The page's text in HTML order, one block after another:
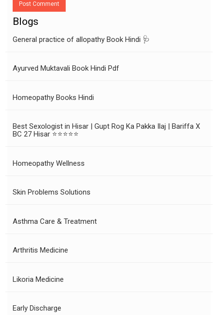
Post Comment
Blogs
General practice of allopathy Book Hindi 🩺
Ayurved Muktavali Book Hindi Pdf
Homeopathy Books Hindi
Best Sexologist in Hisar | Gupt Rog Ka Pakka Ilaj | Bariffa X
BC 27 Hisar ⭐⭐⭐⭐⭐
Homeopathy Wellness
Skin Problems Solutions
Asthma Care & Treatment
Arthritis Medicine
Likoria Medicine
Early Discharge